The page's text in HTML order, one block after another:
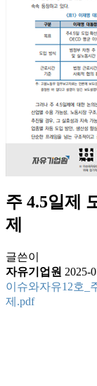
주 4.5일제
제
글쓴이
자유기업원 2025-
이슈와자유12호_
제.pdf